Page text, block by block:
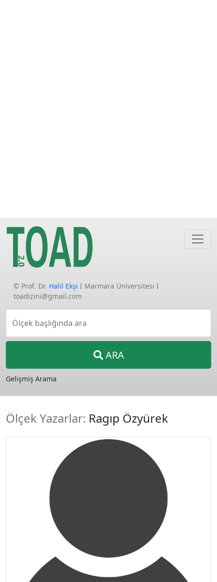
© Prof. Dr. Halil Ekşi I Marmara Üniversitesi I
toadizini@gmail.com
Ölçek başlığında ara
ARA
Gelişmiş Arama
Ölçek Yazarlar: Ragıp Özyürek